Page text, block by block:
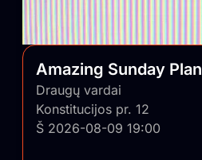
Amazing Sunday Plan
Draugų vardai
Konstitucijos pr. 12
Š 2026-08-09 19:00